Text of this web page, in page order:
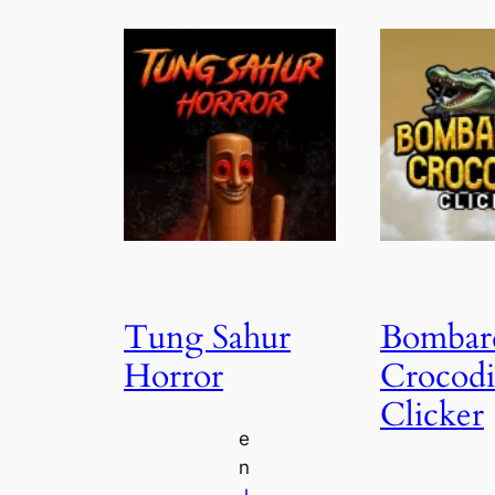
Tung Sahur
Horror
e
n
Clicker